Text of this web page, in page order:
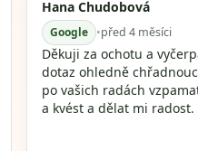
Hana Chudobová
Google •před 4 měsíci
Děkuji za ochotu a
dotaz ohledně
po vašich radách
a kvést a dělat mi radost.